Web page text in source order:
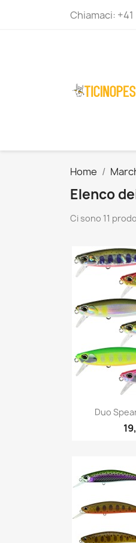
Chiamaci:
Home
Elenco
Ci sono 11

Duo